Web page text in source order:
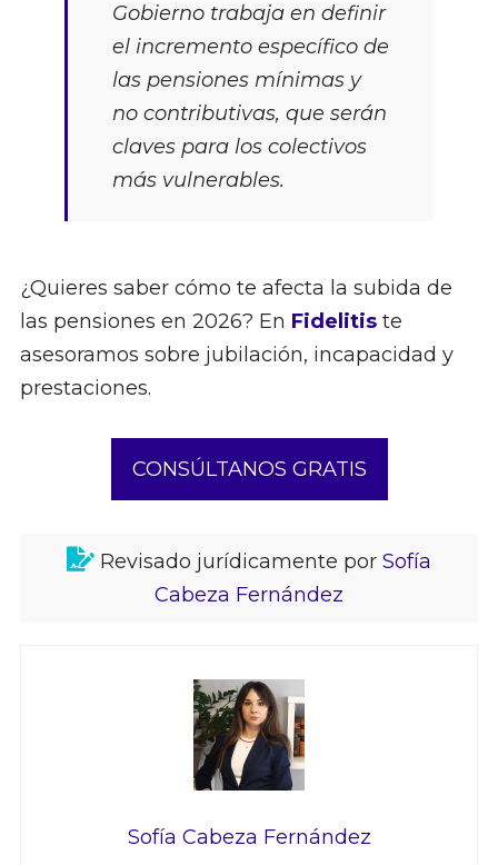
Gobierno trabaja en definir
el incremento específico de
las pensiones mínimas y
no contributivas, que serán
claves para los colectivos
más vulnerables.
¿Quieres saber cómo te afecta la subida de
las pensiones en 2026? En Fidelitiste
asesoramos sobre jubilación, incapacidad y
prestaciones.
CONSÚLTANOS GRATIS
Revisado jurídicamente por Sofía
Cabeza Fernández
Sofía Cabeza Fernández